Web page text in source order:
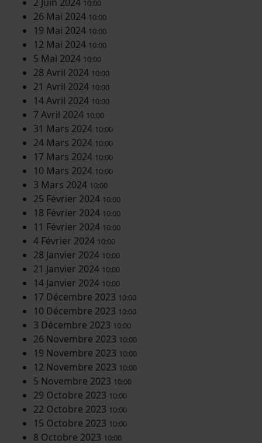
10:00
26 Mai 2024 10:00
19 Mai 2024 10:00
12 Mai 2024 10:00
5 Mai 2024 10:00
28 Avril 2024 10:00
21 Avril 2024 10:00
14 Avril 2024 10:00
7 Avril 2024 10:00
31 Mars 2024 10:00
24 Mars 2024 10:00
17 Mars 2024 10:00
10 Mars 2024 10:00
3 Mars 2024 10:00
25 Février 2024 10:00
18 Février 2024 10:00
11 Février 2024 10:00
4 Février 2024 10:00
28 Janvier 2024 10:00
21 Janvier 2024 10:00
14 Janvier 2024 10:00
17 Décembre 2023 10:00
10 Décembre 2023 10:00
3 Décembre 2023 10:00
26 Novembre 2023 10:00
19 Novembre 2023 10:00
12 Novembre 2023 10:00
5 Novembre 2023 10:00
29 Octobre 2023 10:00
22 Octobre 2023 10:00
15 Octobre 2023 10:00
8 Octobre 2023 10:00